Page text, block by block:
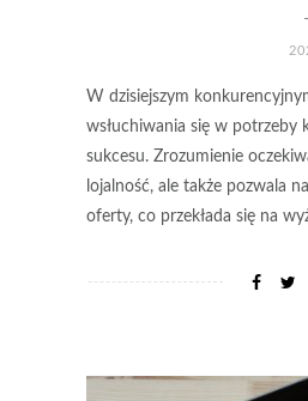
W dzisiejszym
wsłuchiwania się w potrzeby
sukcesu. Zrozumienie
lojalność, ale także pozwala
oferty, co przekłada się na